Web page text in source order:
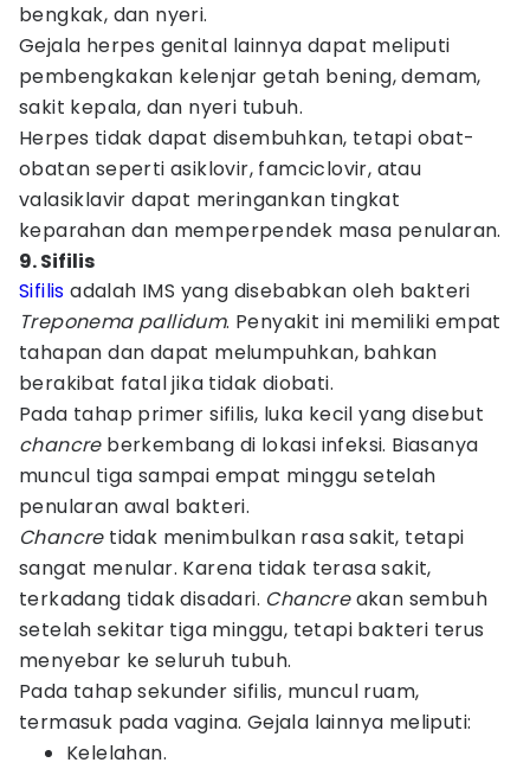
bengkak, dan nyeri.
Gejala herpes genital lainnya dapat meliputi
pembengkakan kelenjar getah bening, demam,
sakit kepala, dan nyeri tubuh.
Herpes tidak dapat disembuhkan, tetapi obat-
obatan seperti asiklovir, famciclovir, atau
valasiklavir dapat meringankan tingkat
keparahan dan memperpendek masa penularan.
9. Sifilis
Sifilis adalah IMS yang disebabkan oleh bakteri
Treponema pallidum. Penyakit ini memiliki empat
tahapan dan dapat melumpuhkan, bahkan
berakibat fatal jika tidak diobati.
Pada tahap primer sifilis, luka kecil yang disebut
chancreberkembang di lokasi infeksi. Biasanya
muncul tiga sampai empat minggu setelah
penularan awal bakteri.
Chancretidak menimbulkan rasa sakit, tetapi
sangat menular. Karena tidak terasa sakit,
terkadang tidak disadari. Chancreakan sembuh
setelah sekitar tiga minggu, tetapi bakteri terus
menyebar ke seluruh tubuh.
Pada tahap sekunder sifilis, muncul ruam,
termasuk pada vagina. Gejala lainnya meliputi:
Kelelahan.